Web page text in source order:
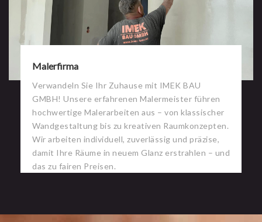
Malerfirma
Verwandeln Sie Ihr Zuhause mit IMEK BAU
GMBH! Unsere erfahrenen Malermeister führen
hochwertige Malerarbeiten aus – von klassischer
Wandgestaltung bis zu kreativen Raumkonzepten.
Wir arbeiten individuell, zuverlässig und präzise,
damit Ihre Räume in neuem Glanz erstrahlen – und
das zu fairen Preisen.